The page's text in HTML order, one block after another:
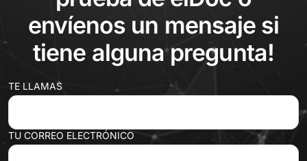
envíenos un mensaje si
tiene alguna pregunta!
TE LLAMAS
TU CORREO ELECTRÓNICO